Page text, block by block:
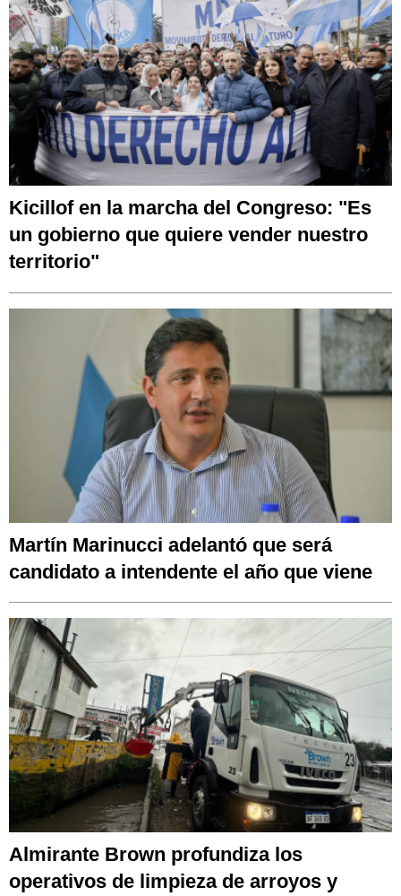
Kicillof en la marcha del Congreso: "Es
un gobierno que quiere vender nuestro
territorio"
Martín Marinucci adelantó que será
candidato a intendente el año que viene
Almirante Brown profundiza los
operativos de limpieza de arroyos y